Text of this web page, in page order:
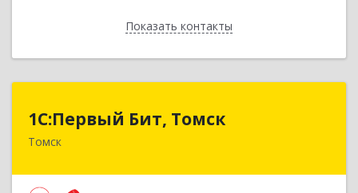
Показать контакты
Назад
1С:Первый Бит, Томск
Томск634041, Томская обл, Томск г, Кирова пр-кт,